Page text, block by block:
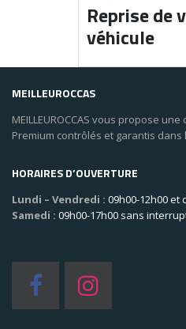
Reprise de
véhicule
MEILLEUROCCAS
MEILLEUROCCAS vous propose
Premium contrôlés et garantis dans
HORAIRES D’OUVERTURE
Lundi – Vendredi : 09h00-12h00 et
Samedi : 09h00-17h00 sans